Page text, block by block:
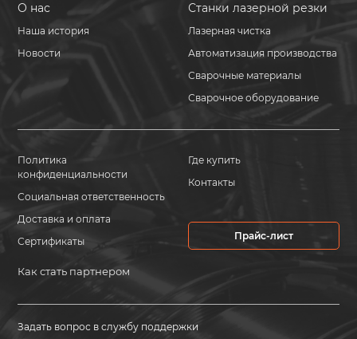
О нас
Наша история
Новости
Станки лазерной резки
Лазерная чистка
Автоматизация производства
Сварочные материалы
Сварочное оборудование
Политика
конфиденциальности
Социальная ответственность
Доставка и оплата
Сертификаты
Как стать партнером
Где купить
Контакты
Прайс-лист
Задать вопрос в службу поддержки